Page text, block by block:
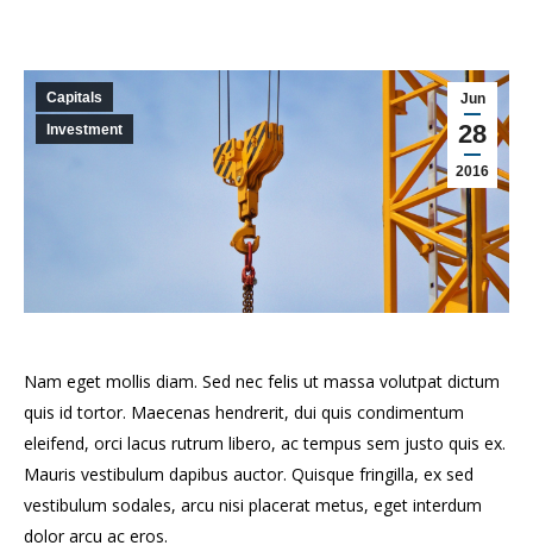
Jun
28
2016
Capitals
Investment
Nam eget mollis diam. Sed nec felis ut massa volutpat dictum
quis id tortor. Maecenas hendrerit, dui quis condimentum
eleifend, orci lacus rutrum libero, ac tempus sem justo quis ex.
Mauris vestibulum dapibus auctor. Quisque fringilla, ex sed
vestibulum sodales, arcu nisi placerat metus, eget interdum
dolor arcu ac eros.